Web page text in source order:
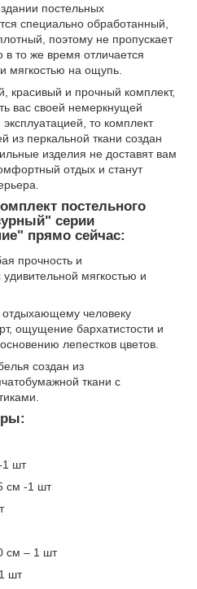
постельных
специально обработанный,
поэтому не пропускает
то же время отличается
мягкостью на ощупь.
красивый и прочный комплект,
вас своей немеркнущей
то комплект
из перкальной ткани создан
изделия не доставят вам
отдых и станут
постельного
серии
прямо сейчас:
прочность и
удивительной мягкостью и
отдыхающему человеку
ощущение бархатистости и
лепестков цветов.
создан из
ткани с
1 шт
см -1 шт
см – 1 шт
шт